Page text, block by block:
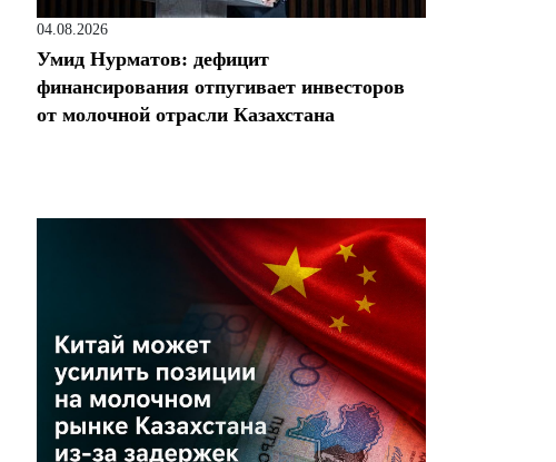
04.08.2026
Умид Нурматов: дефицит
финансирования отпугивает инвесторов
от молочной отрасли Казахстана